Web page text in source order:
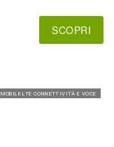
SCOPRI
MOBILE LTE CONNETTIVITÀ E VOCE